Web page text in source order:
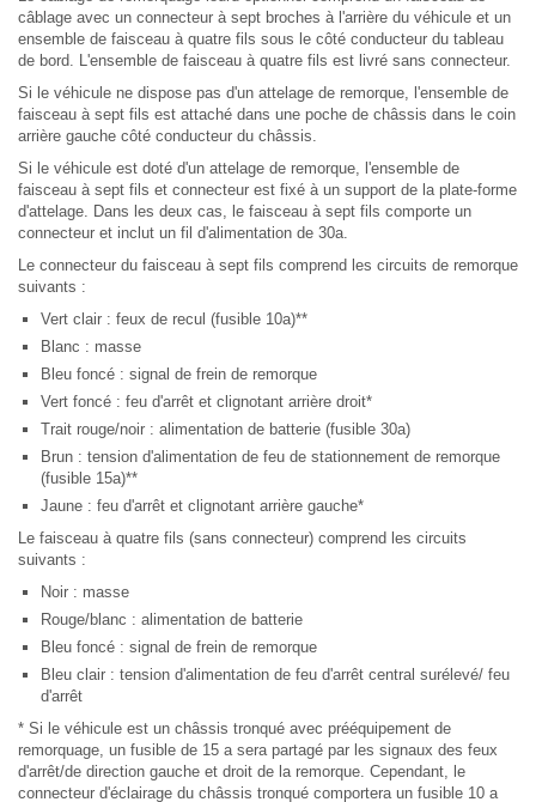
câblage avec un connecteur à sept broches à l'arrière du véhicule et un
ensemble de faisceau à quatre fils sous le côté conducteur du tableau
de bord. L'ensemble de faisceau à quatre fils est livré sans connecteur.
Si le véhicule ne dispose pas d'un attelage de remorque, l'ensemble de
faisceau à sept fils est attaché dans une poche de châssis dans le coin
arrière gauche côté conducteur du châssis.
Si le véhicule est doté d'un attelage de remorque, l'ensemble de
faisceau à sept fils et connecteur est fixé à un support de la plate-forme
d'attelage. Dans les deux cas, le faisceau à sept fils comporte un
connecteur et inclut un fil d'alimentation de 30a.
Le connecteur du faisceau à sept fils comprend les circuits de remorque
suivants :
Vert clair : feux de recul (fusible 10a)**
Blanc : masse
Bleu foncé : signal de frein de remorque
Vert foncé : feu d'arrêt et clignotant arrière droit*
Trait rouge/noir : alimentation de batterie (fusible 30a)
Brun : tension d'alimentation de feu de stationnement de remorque
(fusible 15a)**
Jaune : feu d'arrêt et clignotant arrière gauche*
Le faisceau à quatre fils (sans connecteur) comprend les circuits
suivants :
Noir : masse
Rouge/blanc : alimentation de batterie
Bleu foncé : signal de frein de remorque
Bleu clair : tension d'alimentation de feu d'arrêt central surélevé/ feu
d'arrêt
* Si le véhicule est un châssis tronqué avec prééquipement de
remorquage, un fusible de 15 a sera partagé par les signaux des feux
d'arrêt/de direction gauche et droit de la remorque. Cependant, le
connecteur d'éclairage du châssis tronqué comportera un fusible 10 a